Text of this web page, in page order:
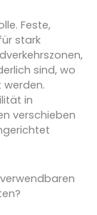
Feste,
stark
sind, wo
in
verschieben